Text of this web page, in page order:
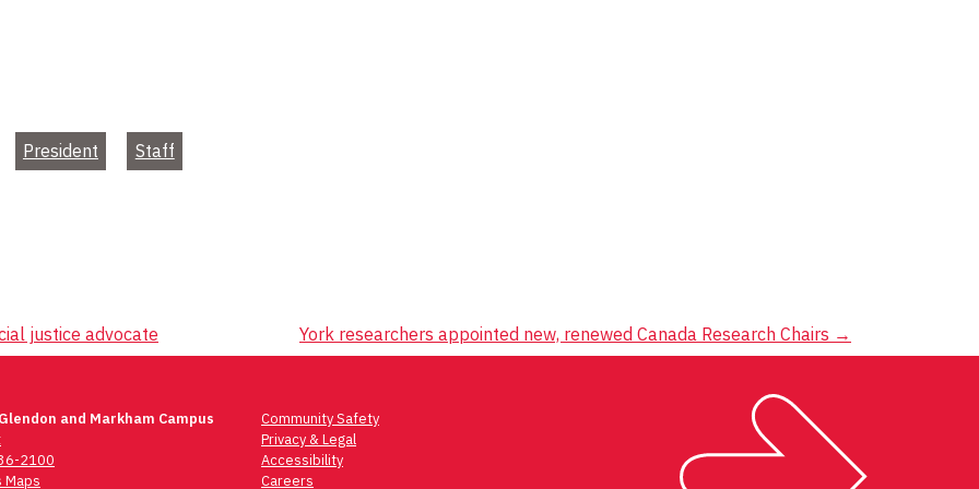
President Staff
justice advocate York researchers appointed new, renewed Canada Research Chairs →
and Markham Campus
2100
Maps
Community Safety
Privacy & Legal
Accessibility
Careers